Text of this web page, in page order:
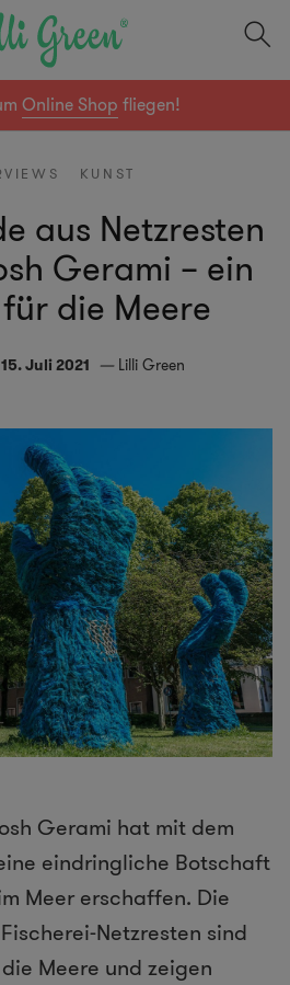
Online Shop fliegen!
KUNST
aus Netzresten
Gerami – ein
die Meere
Juli 2021 Lilli Green
Gerami hat mit dem
eindringliche Botschaft
Meer erschaffen. Die
Netzresten sind
Meere und zeigen